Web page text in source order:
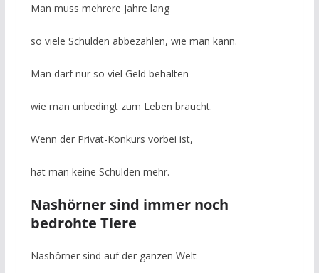
Man muss mehrere Jahre lang
so viele Schulden abbezahlen, wie man kann.
Man darf nur so viel Geld behalten
wie man unbedingt zum Leben braucht.
Wenn der Privat-Konkurs vorbei ist,
hat man keine Schulden mehr.
Nashörner sind immer noch
bedrohte Tiere
Nashörner sind auf der ganzen Welt